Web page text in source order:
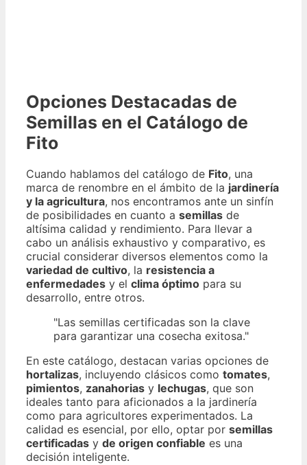
Opciones Destacadas de
Semillas en el Catálogo de
Fito
Cuando hablamos del catálogo de Fito, una
marca de renombre en el ámbito de la jardinería
y la agricultura, nos encontramos ante un sinfín
de posibilidades en cuanto a semillas de
altísima calidad y rendimiento. Para llevar a
cabo un análisis exhaustivo y comparativo, es
crucial considerar diversos elementos como la
variedad de cultivo, la resistencia a
enfermedades y el clima óptimo para su
desarrollo, entre otros.
"Las semillas certificadas son la clave
para garantizar una cosecha exitosa."
En este catálogo, destacan varias opciones de
hortalizas, incluyendo clásicos como tomates,
pimientos, zanahorias y lechugas, que son
ideales tanto para aficionados a la jardinería
como para agricultores experimentados. La
calidad es esencial, por ello, optar por semillas
certificadas y de origen confiable es una
decisión inteligente.